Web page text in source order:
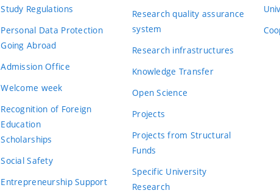
Study Regulations
Personal Data Protection
Going Abroad
Admission Office
Welcome week
Recognition of Foreign
Education
Scholarships
Social Safety
Entrepreneurship Support
Research quality assurance
system
Research infrastructures
Knowledge Transfer
Open Science
Projects
Projects from Structural
Funds
Specific University
Research